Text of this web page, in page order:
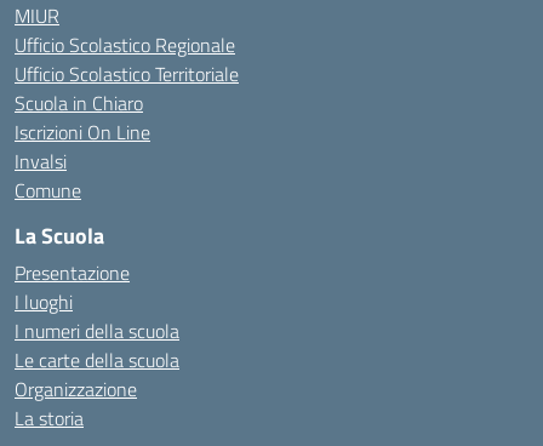
MIUR
Ufficio Scolastico Regionale
Ufficio Scolastico Territoriale
Scuola in Chiaro
Iscrizioni On Line
Invalsi
Comune
La Scuola
Presentazione
I luoghi
I numeri della scuola
Le carte della scuola
Organizzazione
La storia